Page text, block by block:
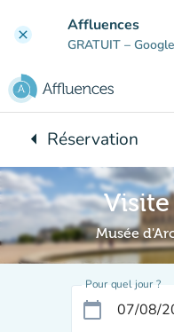
clear Affluences
GRATUIT –
arrow_leftRetour à :
Réservation
Musée
Pour quel jour ?
calendar_today